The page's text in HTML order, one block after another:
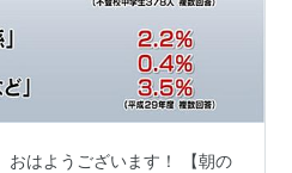
おはようございます！ 【朝の